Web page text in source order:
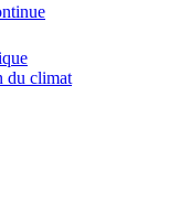
du climat